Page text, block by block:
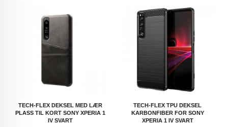
TECH-FLEX DEKSEL MED LÆR
PLASS TIL KORT SONY XPERIA 1
IV SVART
TECH-FLEX TPU DEKSEL
KARBONFIBER FOR SONY
XPERIA 1 IV SVART